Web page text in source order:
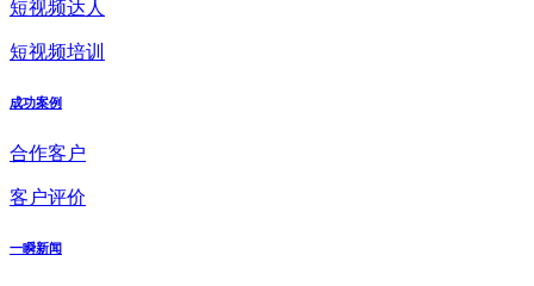
短视频达人
短视频培训
成功案例
合作客户
客户评价
一瞬新闻